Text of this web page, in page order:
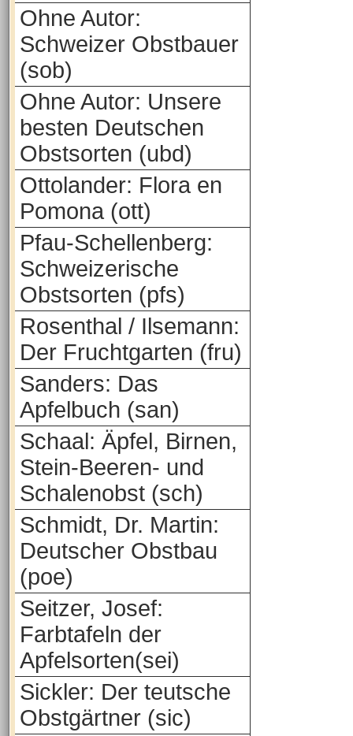
Ohne Autor:
Schweizer Obstbauer
(sob)
Ohne Autor: Unsere
besten Deutschen
Obstsorten (ubd)
Ottolander: Flora en
Pomona (ott)
Pfau-Schellenberg:
Schweizerische
Obstsorten (pfs)
Rosenthal / Ilsemann:
Der Fruchtgarten (fru)
Sanders: Das
Apfelbuch (san)
Schaal: Äpfel, Birnen,
Stein-Beeren- und
Schalenobst (sch)
Schmidt, Dr. Martin:
Deutscher Obstbau
(poe)
Seitzer, Josef:
Farbtafeln der
Apfelsorten(sei)
Sickler: Der teutsche
Obstgärtner (sic)